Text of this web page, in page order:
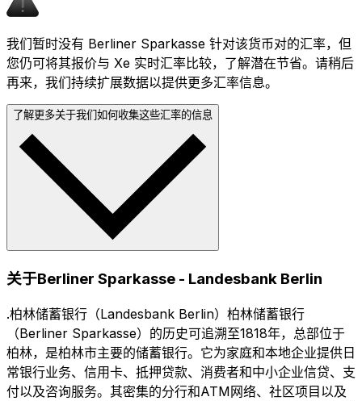
我们暂时没有 Berliner Sparkasse 针对该货币对的汇率，但
您仍可将其报价与 Xe 实时汇率比较，了解潜在节省。请稍后
再来，我们持续扩展数据以提供更多汇率信息。
了解更多关于我们如何收集这些汇率的信息
关于Berliner Sparkasse - Landesbank Berlin
.柏林储蓄银行（Landesbank Berlin）柏林储蓄银行
（Berliner Sparkasse）的历史可追溯至1818年，总部位于
柏林，是柏林市主要的储蓄银行。它为家庭和本地企业提供日
常银行业务、信用卡、抵押贷款、消费者和中小企业信贷、支
付以及咨询服务。其密集的分行和ATM网络、社区项目以及